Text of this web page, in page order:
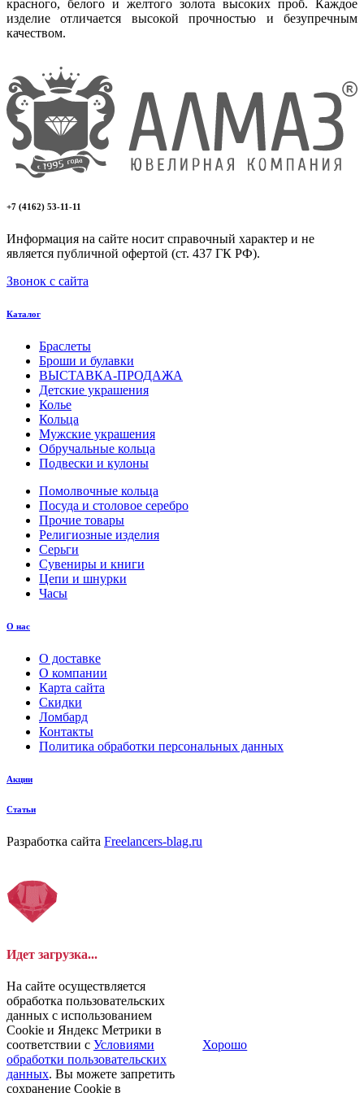
красного, белого и желтого золота высоких проб. Каждое
изделие отличается высокой прочностью и безупречным
качеством.
+7 (4162) 53-11-11
Информация на сайте носит справочный характер и не
является публичной офертой (ст. 437 ГК РФ).
Звонок с сайта
Каталог
Браслеты
Броши и булавки
ВЫСТАВКА-ПРОДАЖА
Детские украшения
Колье
Кольца
Мужские украшения
Обручальные кольца
Подвески и кулоны
Помолвочные кольца
Посуда и столовое серебро
Прочие товары
Религиозные изделия
Серьги
Сувениры и книги
Цепи и шнурки
Часы
О нас
О доставке
О компании
Карта сайта
Скидки
Ломбард
Контакты
Политика обработки персональных данных
Акции
Статьи
Разработка сайта Freelancers-blag.ru
Идет загрузка...
На сайте осуществляется
обработка пользовательских
данных с использованием
Cookie и Яндекс Метрики в
соответствии с Условиями
обработки пользовательских
данных. Вы можете запретить
сохранение Cookie в
Хорошо